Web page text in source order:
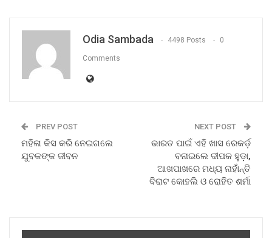
Odia Sambada 4498 Posts 0
Comments
PREV POST
ମହିଳା କିସ କରି ନେଇଗଲେ
ଯୁବକଙ୍କ ଜୀବନ
NEXT POST
ଭାରତ ପାଇଁ ଏହି ଖାସ ରେକର୍ଡ଼
ବନାଇଲେ ଦୀପକ ହୁଡ଼ା,
ଆଖପାଖରେ ମଧ୍ୟ ନାହାଁନ୍ତି
ବିରାଟ କୋହଲି ଓ ରୋହିତ ଶର୍ମା